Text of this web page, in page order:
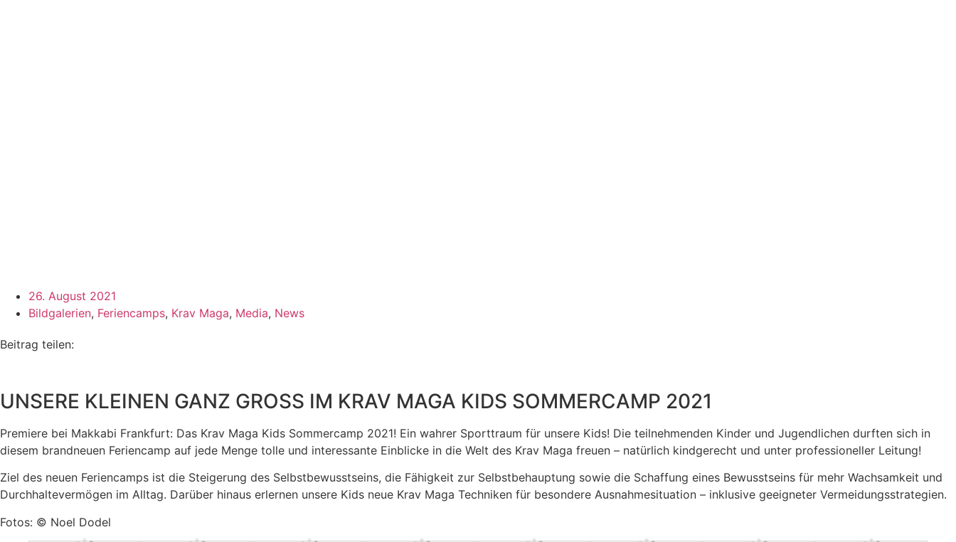
26. August 2021
Bildgalerien, Feriencamps, Krav Maga, Media, News
Beitrag teilen:
UNSERE KLEINEN GANZ GROSS IM KRAV MAGA KIDS SOMMERCAMP 2021
Premiere bei Makkabi Frankfurt: Das Krav Maga Kids Sommercamp 2021! Ein wahrer Sporttraum für unsere Kids! Die teilnehmenden Kinder und Jugendlichen durften sich in
diesem brandneuen Feriencamp auf jede Menge tolle und interessante Einblicke in die Welt des Krav Maga freuen – natürlich kindgerecht und unter professioneller Leitung!
Ziel des neuen Feriencamps ist die Steigerung des Selbstbewusstseins, die Fähigkeit zur Selbstbehauptung sowie die Schaffung eines Bewusstseins für mehr Wachsamkeit und
Durchhaltevermögen im Alltag. Darüber hinaus erlernen unsere Kids neue Krav Maga Techniken für besondere Ausnahmesituation – inklusive geeigneter Vermeidungsstrategien.
Fotos: ©️ Noel Dodel